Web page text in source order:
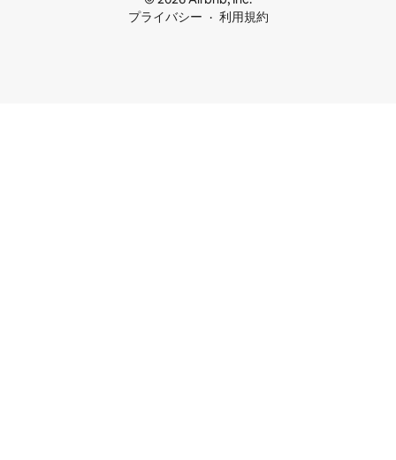
プライバシー
利用規約